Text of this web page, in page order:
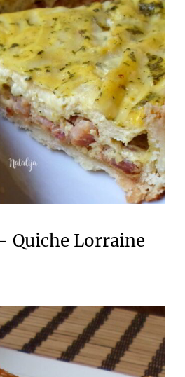
Quiche Lorraine